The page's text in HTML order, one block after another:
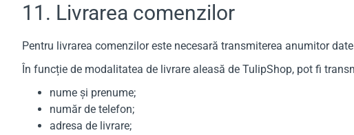
11. Livrarea comenzilor
Pentru livrarea comenzilor este necesară transmiterea anumitor
În funcție de modalitatea de livrare aleasă de TulipShop, pot fi
nume și prenume;
număr de telefon;
adresa de livrare;